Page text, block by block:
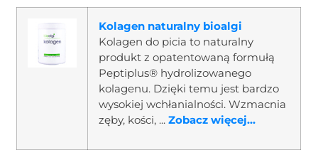
Kolagen naturalny bioalgi
Kolagen do picia to naturalny
produkt z opatentowaną formułą
Peptiplus® hydrolizowanego
kolagenu. Dzięki temu jest bardzo
wysokiej wchłanialności. Wzmacnia
zęby, kości, ...Zobacz więcej...